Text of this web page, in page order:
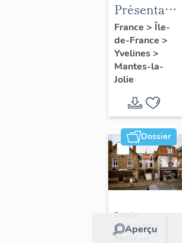
Présentation
de l'étude
France > Île-
de-France >
Yvelines>
Mantes-la-
Jolie
Dossier
Aperçu
Dossier
IA78000985 |